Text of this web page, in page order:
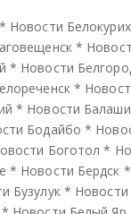
* Новости
*
* Новости
*
* Новости
Бодайбо *
Боготол *
* Новости Бердск *
Бузулук * Новости